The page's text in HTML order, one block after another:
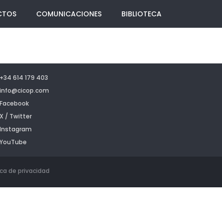
COMUNICACIONES BIBLIOTECA
614 179 403
/ Twitter
de privacidad